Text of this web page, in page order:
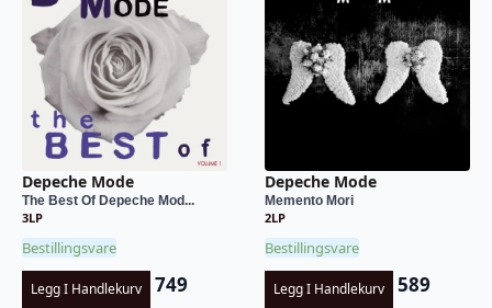
Depeche Mode
The Best Of Depeche Mod...
3LP
Bestillingsvare
Legg I Handlekurv 749
Depeche Mode
Memento Mori
2LP
Bestillingsvare
Legg I Handlekurv 589